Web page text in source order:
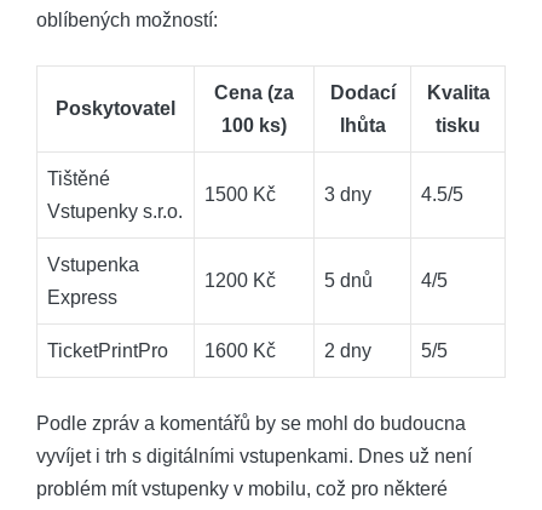
oblíbených možností:
Poskytovatel
Cena (za
100 ks)
Dodací
lhůta
Kvalita
tisku
Tištěné
Vstupenky s.r.o.
1500 Kč 3 dny 4.5/5
Vstupenka
Express
1200 Kč 5 dnů 4/5
TicketPrintPro 1600 Kč 2 dny 5/5
Podle zpráv a komentářů by se mohl do budoucna
vyvíjet i trh s digitálními vstupenkami. Dnes už není
problém mít vstupenky v mobilu, což pro některé